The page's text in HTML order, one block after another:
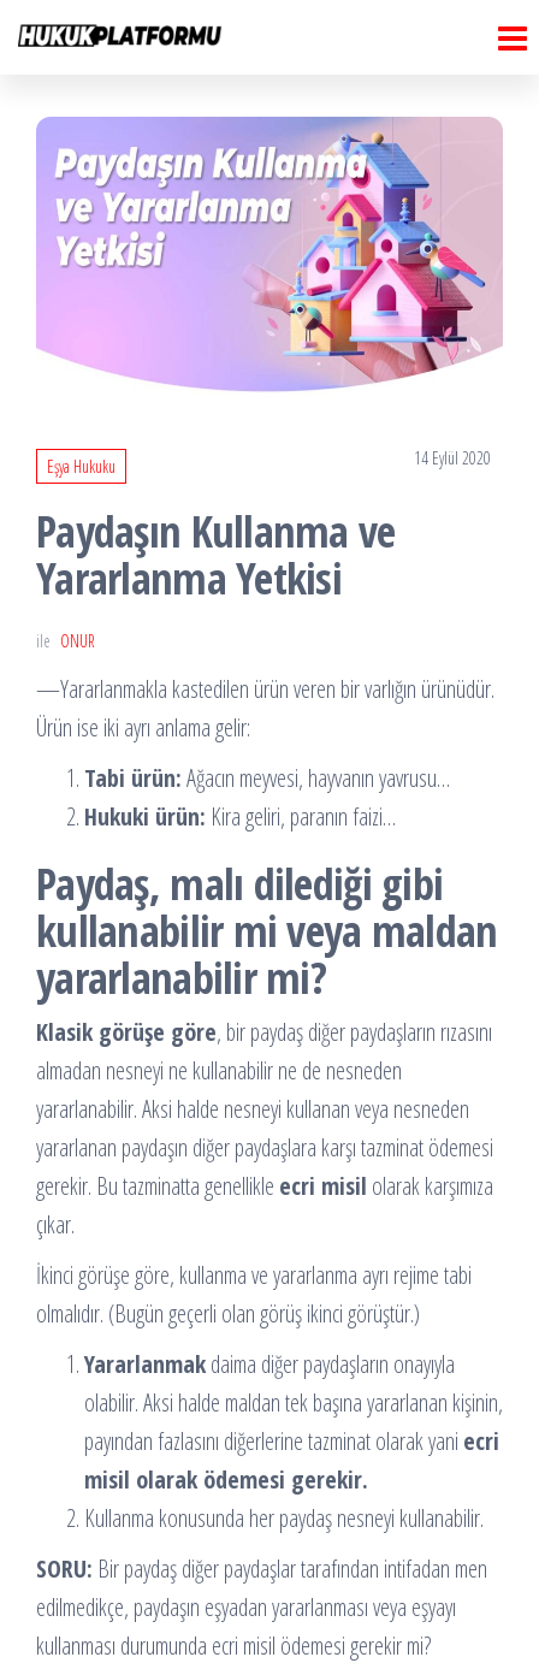
İçeriğe
atla
Eşya Hukuku 14 Eylül 2020
Paydaşın Kullanma ve
Yararlanma Yetkisi
ile ONUR
—Yararlanmakla kastedilen ürün veren bir varlığın ürünüdür.
Ürün ise iki ayrı anlama gelir:
Tabi ürün:Ağacın meyvesi, hayvanın yavrusu…
Hukuki ürün: Kira geliri, paranın faizi…
Paydaş, malı dilediği gibi
kullanabilir mi veya maldan
yararlanabilir mi?
Klasik görüşe göre, bir paydaş diğer paydaşların rızasını
almadan nesneyi ne kullanabilir ne de nesneden
yararlanabilir. Aksi halde nesneyi kullanan veya nesneden
yararlanan paydaşın diğer paydaşlara karşı tazminat ödemesi
gerekir. Bu tazminatta genellikle ecri misil olarak karşımıza
çıkar.
İkinci görüşe göre, kullanma ve yararlanma ayrı rejime tabi
olmalıdır. (Bugün geçerli olan görüş ikinci görüştür.)
Yararlanmakdaima diğer paydaşların onayıyla
olabilir. Aksi halde maldan tek başına yararlanan kişinin,
payından fazlasını diğerlerine tazminat olarak yani ecri
misil olarak ödemesi gerekir.
Kullanma konusunda her paydaş nesneyi kullanabilir.
SORU: Bir paydaş diğer paydaşlar tarafından intifadan men
edilmedikçe, paydaşın eşyadan yararlanması veya eşyayı
kullanması durumunda ecri misil ödemesi gerekir mi?